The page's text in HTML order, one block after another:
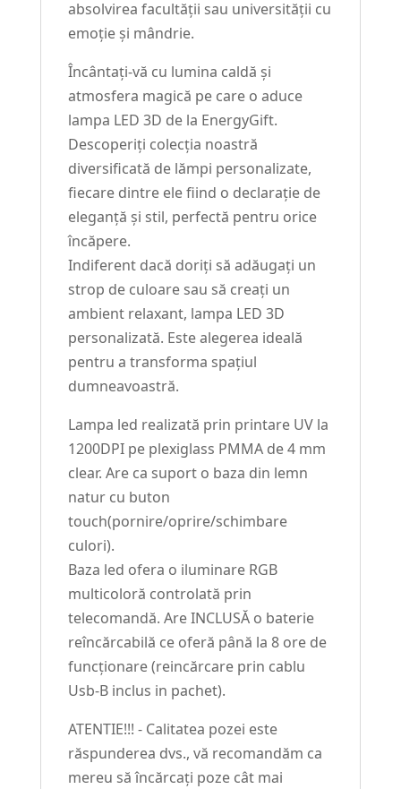
absolvirea facultății sau universității cu
emoție și mândrie.
Încântați-vă cu lumina caldă și
atmosfera magică pe care o aduce
lampa LED 3D de la EnergyGift.
Descoperiți colecția noastră
diversificată de lămpi personalizate,
fiecare dintre ele fiind o declarație de
eleganță și stil, perfectă pentru orice
încăpere.
Indiferent dacă doriți să adăugați un
strop de culoare sau să creați un
ambient relaxant, lampa LED 3D
personalizată. Este alegerea ideală
pentru a transforma spațiul
dumneavoastră.
Lampa led realizată prin printare UV la
1200DPI pe plexiglass PMMA de 4 mm
clear. Are ca suport o baza din lemn
natur cu buton
touch(pornire/oprire/schimbare
culori).
Baza led ofera o iluminare RGB
multicoloră controlată prin
telecomandă. Are INCLUSĂ o baterie
reîncărcabilă ce oferă până la 8 ore de
funcționare (reincărcare prin cablu
Usb-B inclus in pachet).
ATENTIE!!! - Calitatea pozei este
răspunderea dvs., vă recomandăm ca
mereu să încărcați poze cât mai